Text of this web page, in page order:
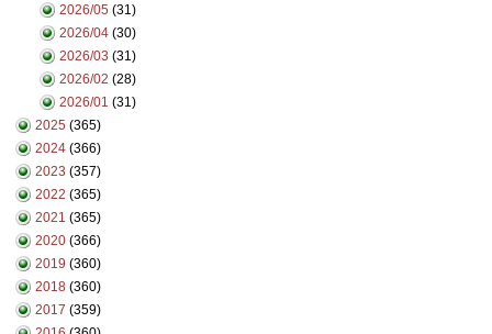
2026/05 (31)
2026/04 (30)
2026/03 (31)
2026/02 (28)
2026/01 (31)
2025 (365)
2024 (366)
2023 (357)
2022 (365)
2021 (365)
2020 (366)
2019 (360)
2018 (360)
2017 (359)